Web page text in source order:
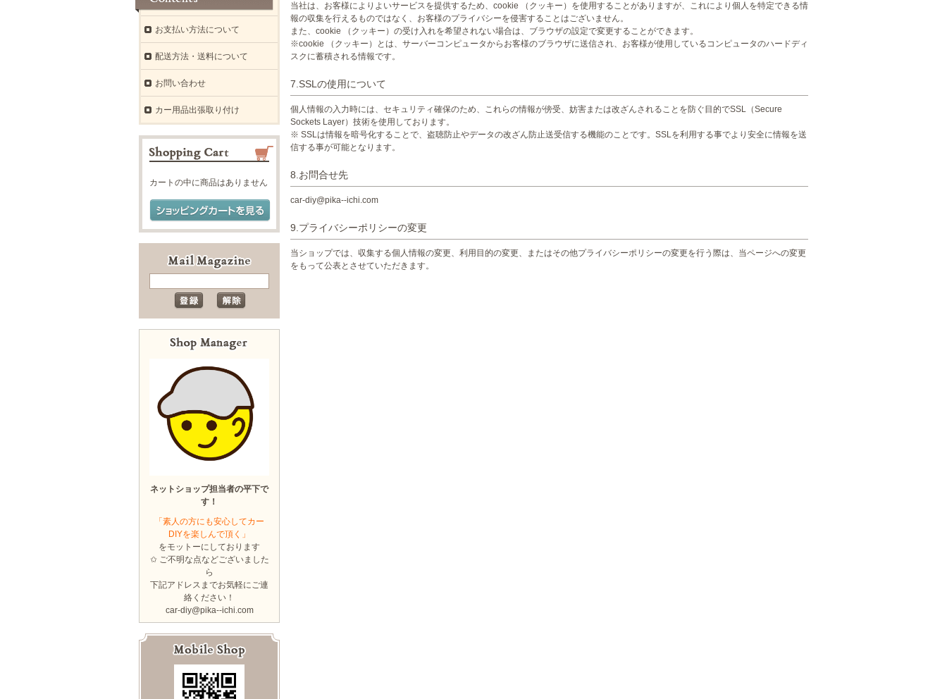
当社は、お客様によりよいサービスを提供するため、cookie （クッキー）を使用することがありますが、これにより個人を特定できる情
報の収集を行えるものではなく、お客様のプライバシーを侵害することはございません。
また、cookie （クッキー）の受け入れを希望されない場合は、ブラウザの設定で変更することができます。
※cookie （クッキー）とは、サーバーコンピュータからお客様のブラウザに送信され、お客様が使用しているコンピュータのハードディ
スクに蓄積される情報です。
7.SSLの使用について
個人情報の入力時には、セキュリティ確保のため、これらの情報が傍受、妨害または改ざんされることを防ぐ目的でSSL（Secure
Sockets Layer）技術を使用しております。
※ SSLは情報を暗号化することで、盗聴防止やデータの改ざん防止送受信する機能のことです。SSLを利用する事でより安全に情報を送
信する事が可能となります。
8.お問合せ先
car-diy@pika--ichi.com
9.プライバシーポリシーの変更
当ショップでは、収集する個人情報の変更、利用目的の変更、またはその他プライバシーポリシーの変更を行う際は、当ページへの変更
をもって公表とさせていただきます。
お支払い方法について
配送方法・送料について
お問い合わせ
カー用品出張取り付け
カートの中に商品はありません
ネットショップ担当者の平下で
す！
「素人の方にも安心してカー
DIYを楽しんで頂く」
をモットーにしております
✩ ご不明な点などございました
ら
下記アドレスまでお気軽にご連
絡ください！
car-diy@pika--ichi.com